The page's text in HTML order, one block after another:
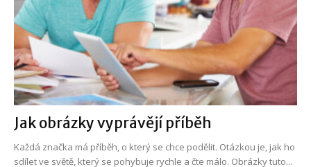
Jak obrázky vyprávějí příběh
Každá značka má příběh, o který se chce podělit. Otázkou je, jak ho
sdílet ve světě, který se pohybuje rychle a čte málo. Obrázky tuto...